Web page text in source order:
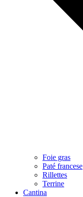
Foie gras
Paté francese
Rillettes
Terrine
Cantina